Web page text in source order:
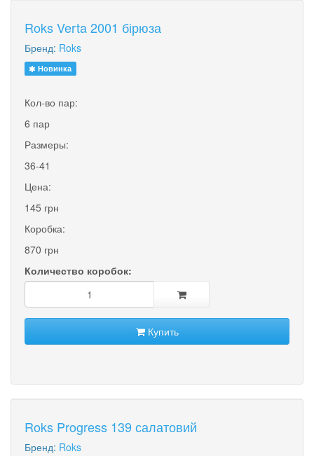
Roks Verta 2001 бірюза
Бренд: Roks
Новинка
Кол-во пар:
6 пар
Размеры:
36-41
Цена:
145 грн
Коробка:
870 грн
Количество коробок:
Купить
Roks Progress 139 салатовий
Бренд: Roks